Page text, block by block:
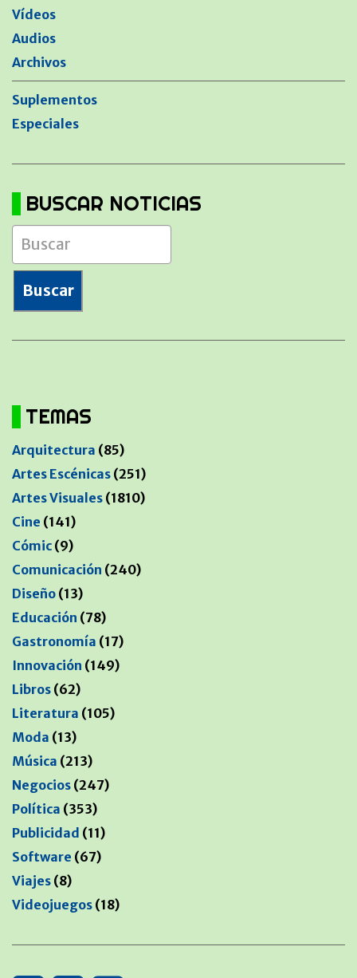
Vídeos
Audios
Archivos
Suplementos
Especiales
BUSCAR NOTICIAS
TEMAS
Arquitectura (85)
Artes Escénicas (251)
Artes Visuales (1810)
Cine (141)
Cómic (9)
Comunicación (240)
Diseño (13)
Educación (78)
Gastronomía (17)
Innovación (149)
Libros (62)
Literatura (105)
Moda (13)
Música (213)
Negocios (247)
Política (353)
Publicidad (11)
Software (67)
Viajes (8)
Videojuegos (18)